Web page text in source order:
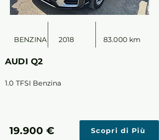
BENZINA 2018 83.000 km
AUDI Q2
1.0 TFSI Benzina
Scopri di Più
19.900 €